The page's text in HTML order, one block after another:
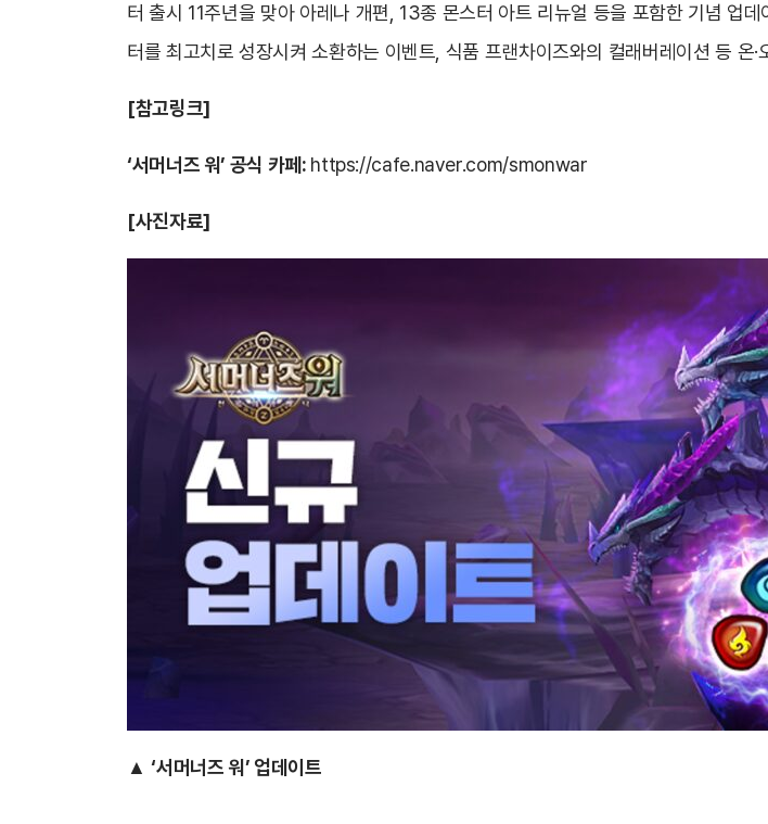
터 출시 11주년을 맞아 아레나 개편, 13종 몬스터 아트 리뉴얼 등을 포함한 기념 업
터를 최고치로 성장시켜 소환하는 이벤트, 식품 프랜차이즈와의 컬래버레이션 등 온
[참고링크]
‘서머너즈 워’ 공식 카페: https://cafe.naver.com/smonwar
[사진자료]
▲‘서머너즈 워’ 업데이트